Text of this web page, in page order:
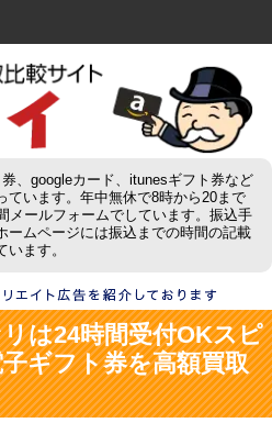
、googleカード、itunesギフト券など
ています。年中無休で8時から20まで
メールフォームでしています。振込手
ームページには振込までの時間の記載
ます。
は24時間受付OKスピ
ギフト券を高額買取